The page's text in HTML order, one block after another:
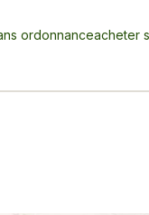
ordonnanceacheter